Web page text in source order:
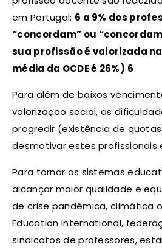
em Portugal: 6 a 9% dos
“concordam” ou
sua profissão é valorizada
média da OCDE é 26%) 6.
Para além de baixos
valorização social, as
progredir (existência de
desmotivar estes profissionais
Para tornar os sistemas
alcançar maior qualidade e
de crise pandémica, climática
Education International,
sindicatos de professores,